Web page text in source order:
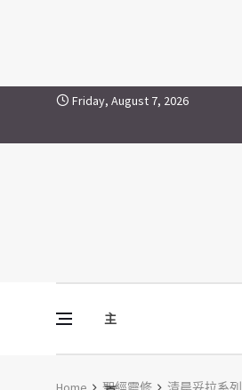
Skip to contentFriday, August 7, 2026
主
Vine Media
葡萄樹傳媒